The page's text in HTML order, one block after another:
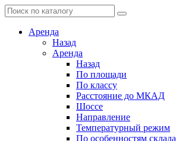
Аренда
Назад
Аренда
Назад
По площади
По классу
Расстояние до МКАД
Шоссе
Направление
Температурный режим
По особенностям склада